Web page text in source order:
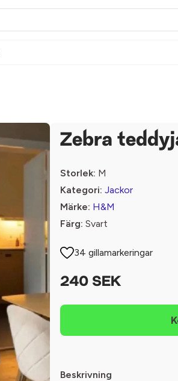
Zebra
Storlek: M
Kategori: Jackor
Märke: H&M
Färg: Svart
34 gillamarkeringar
240 SEK
Beskrivning